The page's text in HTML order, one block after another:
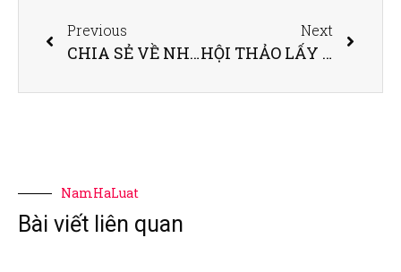
Previous
CHIA SẺ VỀ NHỮNG THÁCH THỨC KHI SỬ DỤNG TÀI SẢN TRÍ TUỆ – LS NGUYỄN TRI THẮNG
Next
HỘI THẢO LẤY Ý KIẾN VỀ KHUNG PHÁP LÝ TÀI SẢN ẢO – LUẬT SƯ NGUYỄN TRI THẮNG THAM GIA THẢO LUẬN TẠI HỘI THẢO
NamHaLuat
Bài viết liên quan